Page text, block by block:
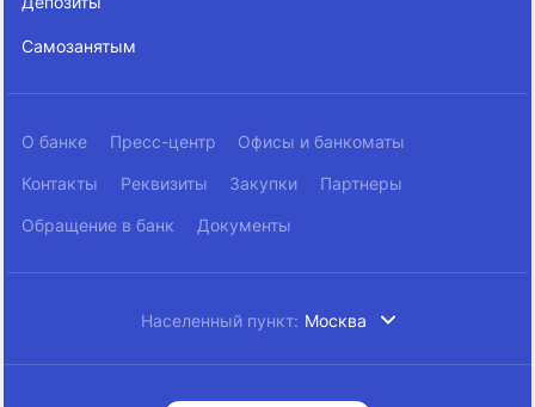
Самозанятым
О банке Пресс-центр Офисы и банкоматы
Контакты Реквизиты Закупки Партнеры
Обращение в банк Документы
Населенный пункт: Москва